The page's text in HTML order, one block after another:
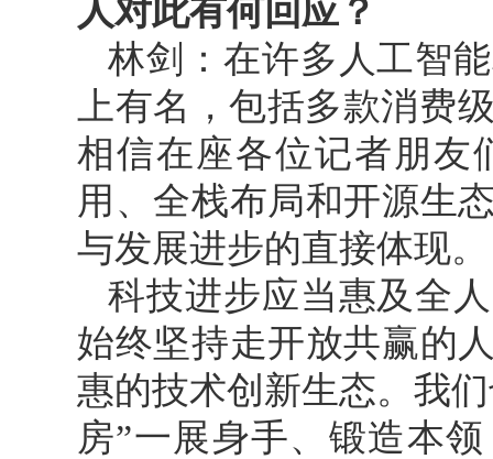
人对此有何回应？
林剑：在许多人工智
上有名，包括多款消费
相信在座各位记者朋友
用、全栈布局和开源生
与发展进步的直接体现。
科技进步应当惠及全
始终坚持走开放共赢的
惠的技术创新生态。我
房”一展身手、锻造本